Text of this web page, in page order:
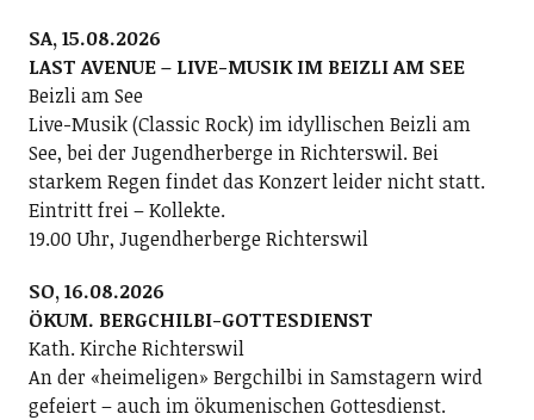
SA, 15.08.2026
LAST AVENUE – LIVE-MUSIK IM BEIZLI AM SEE
Beizli am See
Live-Musik (Classic Rock) im idyllischen Beizli am
See, bei der Jugendherberge in Richterswil. Bei
starkem Regen findet das Konzert leider nicht statt.
Eintritt frei – Kollekte.
19.00 Uhr, Jugendherberge Richterswil
SO, 16.08.2026
ÖKUM. BERGCHILBI-GOTTESDIENST
Kath. Kirche Richterswil
An der «heimeligen» Bergchilbi in Samstagern wird
gefeiert – auch im ökumenischen Gottesdienst.